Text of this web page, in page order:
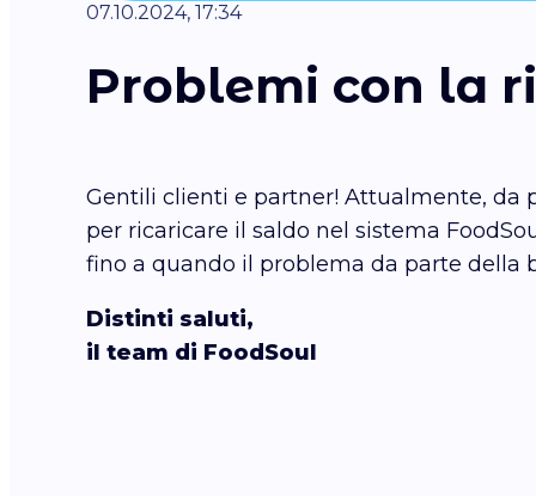
07.10.2024, 17:34
Problemi con la
Gentili clienti e partner! Attualmente, da
per ricaricare il saldo nel sistema
fino a quando il problema da parte della
Distinti saluti,
il team di FoodSoul